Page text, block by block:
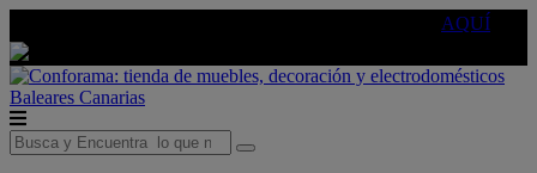
AQUÍ
Baleares Canarias